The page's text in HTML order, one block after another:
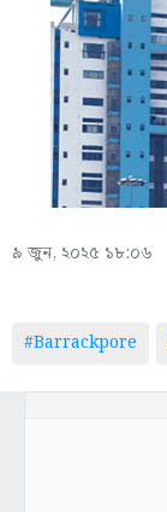
৯ জুন, ২০২৫ ১৮:০৬
#Barrackpore